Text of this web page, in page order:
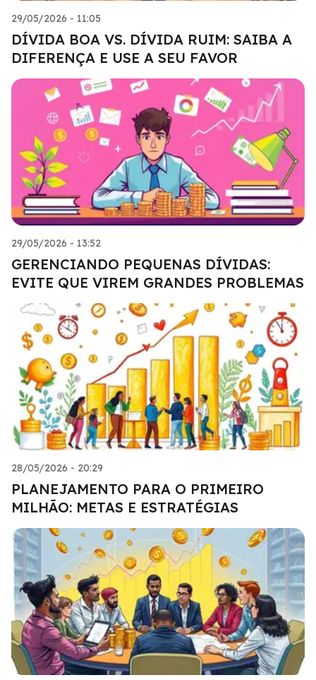
29/05/2026 - 11:05
DÍVIDA BOA VS. DÍVIDA RUIM: SAIBA A
DIFERENÇA E USE A SEU FAVOR
29/05/2026 - 13:52
GERENCIANDO PEQUENAS DÍVIDAS:
EVITE QUE VIREM GRANDES PROBLEMAS
28/05/2026 - 20:29
PLANEJAMENTO PARA O PRIMEIRO
MILHÃO: METAS E ESTRATÉGIAS